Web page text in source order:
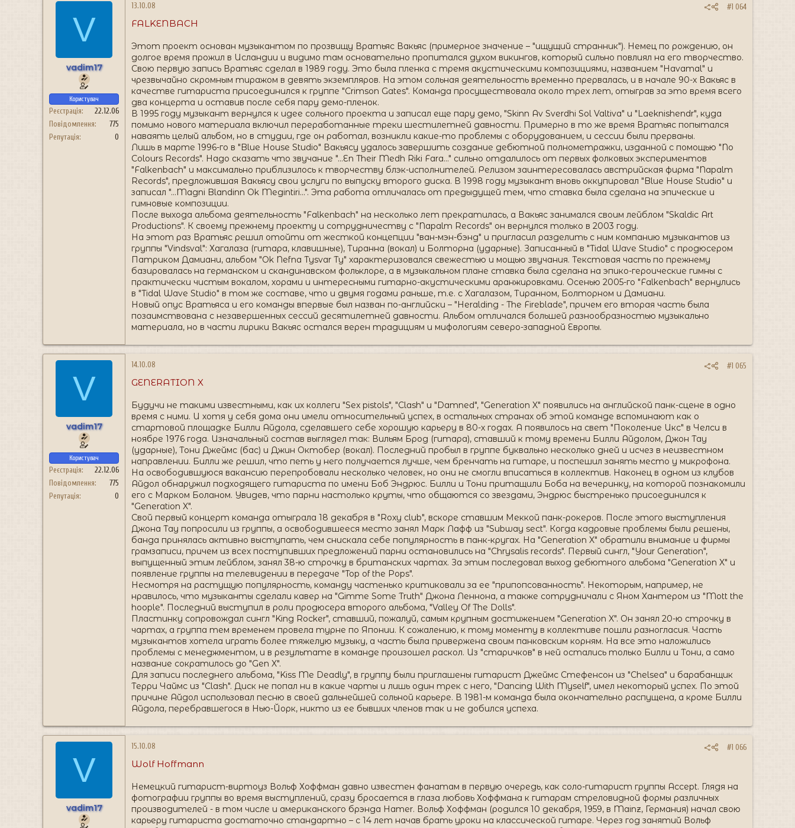
V
vadim17
Користувач
Реєстрація
22.12.06
Повідомлення
775
Репутація
0
13.10.08 #1 064
FALKENBACH
Этот проект основан музыкантом по прозвищу Вратьяс Вакьяс (примерное значение – "ищущий странник"). Немец по рождению, он
долгое время прожил в Исландии и видимо там основательно пропитался духом викингов, который сильно повлиял на его творчество.
Свою первую запись Вратьяс сделал в 1989 году. Это была пленка с тремя акустическими композициями, названием "Havamal" и
чрезвычайно скромным тиражом в девять экземпляров. На этом сольная деятельность временно прервалась, и в начале 90-х Вакьяс в
качестве гитариста присоединился к группе "Crimson Gates". Команда просуществовала около трех лет, отыграв за это время всего
два концерта и оставив после себя пару демо-пленок.
В 1995 году музыкант вернулся к идее сольного проекта и записал еще пару демо, "Skinn Av Sverdhi Sol Valtiva" и "Laeknishendr", куда
помимо нового материала включил переработанные треки шестилетней давности. Примерно в то же время Вратьяс попытался
наваять целый альбом, но в студии, где он работал, возникли какие-то проблемы с оборудованием, и сессии были прерваны.
Лишь в марте 1996-го в "Blue House Studio" Вакьясу удалось завершить создание дебютной полнометражки, изданной с помощью "No
Colours Records". Надо сказать что звучание "...En Their Medh Riki Fara..." сильно отдалилось от первых фолковых экспериментов
"Falkenbach" и максимально приблизилось к творчеству блэк-исполнителей. Релизом заинтересовалась австрийская фирма "Napalm
Records", предложившая Вакьясу свои услуги по выпуску второго диска. В 1998 году музыкант вновь оккупировал "Blue House Studio" и
записал "...Magni Blandinn Ok Megintiri...". Эта работа отличалась от предыдущей тем, что ставка была сделана на эпические и
гимновые композиции.
После выхода альбома деятельность "Falkenbach" на несколько лет прекратилась, а Вакьяс занимался своим лейблом "Skaldic Art
Productions". К своему прежнему проекту и сотрудничеству с "Napalm Records" он вернулся только в 2003 году.
На этот раз Вратьяс решил отойти от жесткой концепции "ван-мэн-бэнд" и пригласил разделить с ним компанию музыкантов из
группы "Vindsval": Хагалаза (гитара, клавишные), Тиранна (вокал) и Болторна (ударные). Записанный в "Tidal Wave Studio" с продюсером
Патриком Дамиани, альбом "Ok Nefna Tysvar Ty" характеризовался свежестью и мощью звучания. Текстовая часть по прежнему
базировалась на германском и скандинавском фольклоре, а в музыкальном плане ставка была сделана на эпико-героические гимны с
практически чистым вокалом, хорами и интересными гитарно-акустическими аранжировками. Осенью 2005-го "Falkenbach" вернулись
в "Tidal Wave Studio" в том же составе, что и двумя годами раньше, т.е. с Хагалазом, Тиранном, Болторном и Дамиани.
Новый опус Вратьяса и его команды впервые был назван по-английски – "Heralding - The Fireblade", причем его вторая часть была
позаимствована с незавершенных сессий десятилетней давности. Альбом отличался большей разнообразностью музыкально
материала, но в части лирики Вакьяс остался верен традициям и мифологиям северо-западной Европы.
V
vadim17
Користувач
Реєстрація
22.12.06
Повідомлення
775
Репутація
0
14.10.08 #1 065
GENERATION X
Будучи не такими известными, как их коллеги "Sex pistols", "Clash" и "Damned", "Generation X" появились на английской панк-сцене в одно
время с ними. И хотя у себя дома они имели относительный успех, в остальных странах об этой команде вспоминают как о
стартовой площадке Билли Айдола, сделавшего себе хорошую карьеру в 80-х годах. А появилось на свет "Поколение Икс" в Челси в
ноябре 1976 года. Изначальный состав выглядел так: Вильям Брод (гитара), ставший к тому времени Билли Айдолом, Джон Тау
(ударные), Тони Джеймс (бас) и Джин Октобер (вокал). Последний пробыл в группе буквально несколько дней и исчез в неизвестном
направлении. Билли же решил, что петь у него получается лучше, чем бренчать на гитаре, и поспешил занять место у микрофона.
На освободившуюся вакансию перепробовали несколько человек, но они не смогли вписаться в коллектив. Наконец в одном из клубов
Айдол обнаружил подходящего гитариста по имени Боб Эндрюс. Билли и Тони притащили Боба на вечеринку, на которой познакомили
его с Марком Боланом. Увидев, что парни настолько круты, что общаются со звездами, Эндрюс быстренько присоединился к
"Generation X".
Свой первый концерт команда отыграла 18 декабря в "Roxy club", вскоре ставшим Меккой панк-рокеров. После этого выступления
Джона Тау попросили из группы, а освободившееся место занял Марк Лафф из "Subway sect". Когда кадровые проблемы были решены,
банда принялась активно выступать, чем снискала себе популярность в панк-кругах. На "Generation X" обратили внимание и фирмы
грамзаписи, причем из всех поступивших предложений парни остановились на "Chrysalis records". Первый сингл, "Your Generation",
выпущенный этим лейблом, занял 38-ю строчку в британских чартах. За этим последовал выход дебютного альбома "Generation X" и
появление группы на телевидении в передаче "Top of the Pops".
Несмотря на растущую популярность, команду частенько критиковали за ее "припопсованность". Некоторым, например, не
нравилось, что музыканты сделали кавер на "Gimme Some Truth" Джона Леннона, а также сотрудничали с Яном Хантером из "Mott the
hoople". Последний выступил в роли продюсера второго альбома, "Valley Of The Dolls".
Пластинку сопровождал сингл "King Rocker", ставший, пожалуй, самым крупным достижением "Generation X". Он занял 20-ю строчку в
чартах, а группа тем временем провела турне по Японии. К сожалению, к тому моменту в коллективе пошли разногласия. Часть
музыкантов хотела играть более тяжелую музыку, а часть была привержена своим панковским корням. На все это наложились
проблемы с менеджментом, и в результате в команде произошел раскол. Из "старичков" в ней остались только Билли и Тони, а само
название сократилось до "Gen X".
Для записи последнего альбома, "Kiss Me Deadly", в группу были приглашены гитарист Джеймс Стефенсон из "Chelsea" и барабанщик
Терри Чаймс из "Clash". Диск не попал ни в какие чарты и лишь один трек с него, "Dancing With Myself", имел некоторый успех. По этой
причине Айдол использовал песню в своей дальнейшей сольной карьере. В 1981-м команда была окончательно распущена, а кроме Билли
Айдола, перебравшегося в Нью-Йорк, никто из ее бывших членов так и не добился успеха.
V
vadim17
15.10.08 #1 066
Wolf Hoffmann
Немецкий гитарист-виртоуз Вольф Хоффман давно известен фанатам в первую очередь, как соло-гитарист группы Accept. Глядя на
фотографии группы во время выступлений, сразу бросается в глаза любовь Хоффмана к гитарам стреловидной формы различных
производителей - в том числе и американского брэнда Hamer. Вольф Хоффман (родился 10 декабря, 1959, в Mainz, Германия) начал свою
карьеру гитариста достаточно стандартно – с 14 лет начав брать уроки на классической гитаре. Через год занятий Вольф